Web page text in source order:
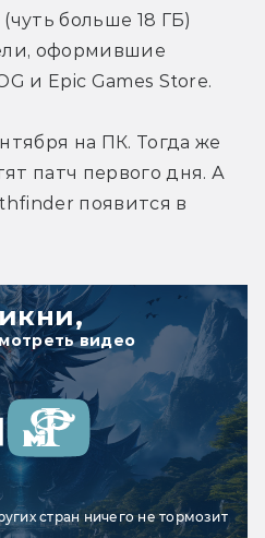
больше 18 ГБ)
оформившие
и Epic Games Store.
на ПК. Тогда же
патч первого дня. А
появится в
видео
стран ничего не тормозит